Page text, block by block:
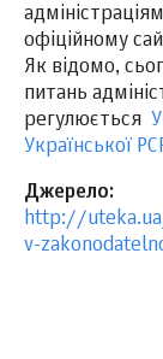
офіційному
Як відомо,
питань
регулюється
Української
Джерело:
http://
v-